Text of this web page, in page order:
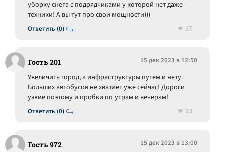
Ответить (0)
уборку снега с подрядчиками у которой нет даже
техники! А вы тут про свои мощности)))
17
Гость 201 15 дек 2023 в 12:50
Ответить (0)
Увеличить город, а инфраструктуры путем и нету.
Больших автобусов не хватает уже сейчас! Дороги
узкие поэтому и пробки по утрам и вечерам!
13
Гость 972 15 дек 2023 в 13:00